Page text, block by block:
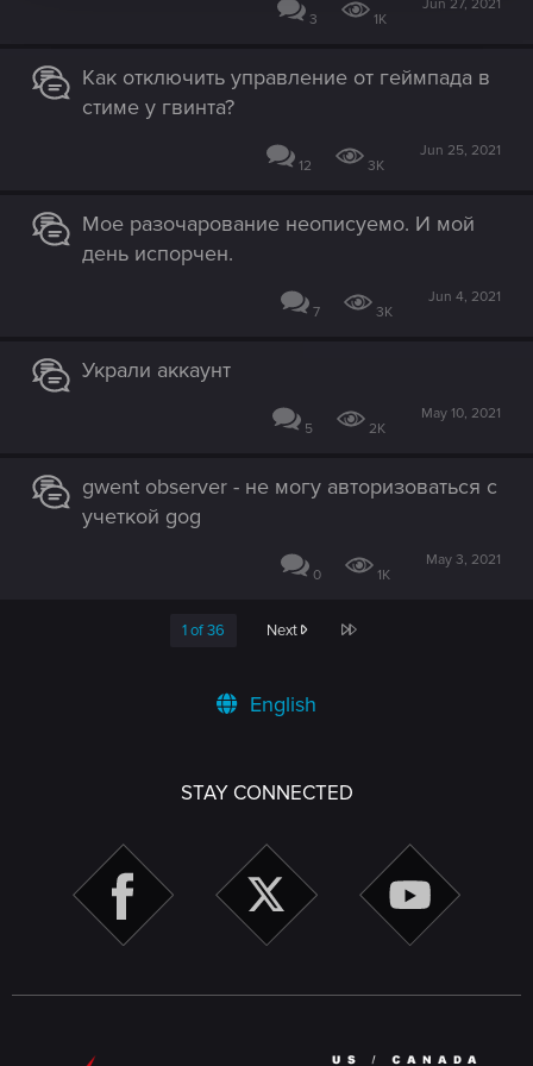
3 1K
Jun 27, 2021
Как отключить управление от геймпада в
стиме у гвинта?
12 3K
Jun 25, 2021
Мое разочарование неописуемо. И мой
день испорчен.
7 3K
Jun 4, 2021
Украли аккаунт
5 2K
May 10, 2021
gwent observer - не могу авторизоваться с
учеткой gog
0 1K
May 3, 2021
1 of 36 Next Last
English
STAY CONNECTED